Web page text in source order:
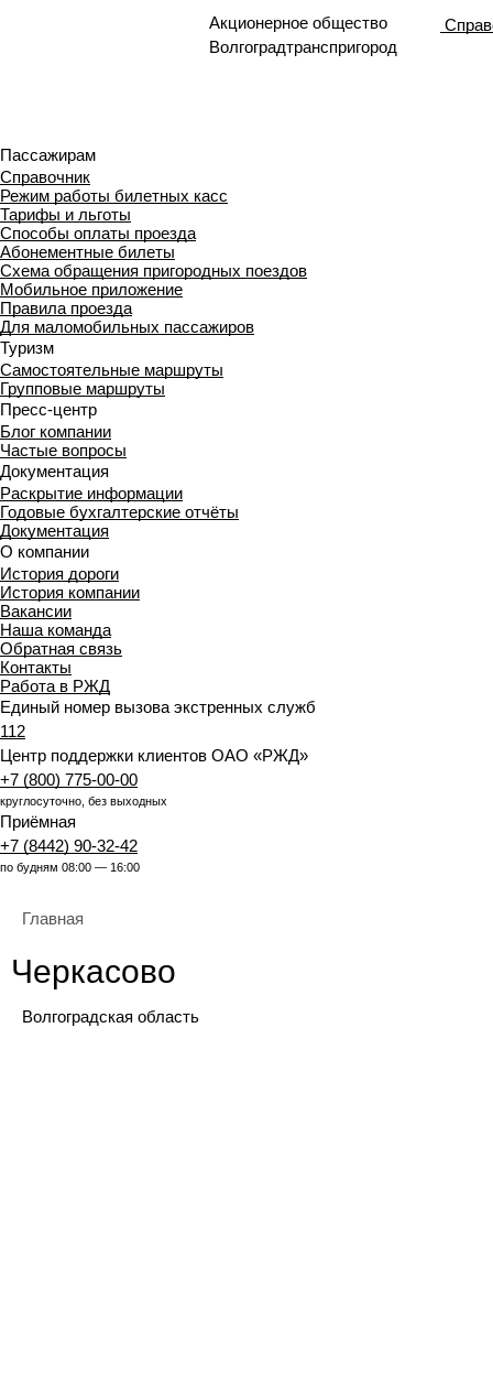
Акционерное общество
Волгоградтранспригород
Пассажирам
Справочник
Режим работы билетных касс
Тарифы и льготы
Способы оплаты проезда
Абонементные билеты
Схема обращения пригородных поездов
Мобильное приложение
Правила проезда
Для маломобильных пассажиров
Туризм
Самостоятельные маршруты
Групповые маршруты
Пресс-центр
Блог компании
Частые вопросы
Документация
Раскрытие информации
Годовые бухгалтерские отчёты
Документация
О компании
История дороги
История компании
Вакансии
Наша команда
Обратная связь
Контакты
Работа в РЖД
Единый номер вызова экстренных служб
112
Центр поддержки клиентов ОАО «РЖД»
+7 (800) 775-00-00
круглосуточно, без выходных
Приёмная
+7 (8442) 90-32-42
по будням 08:00 — 16:00
Главная
Черкасово
Волгоградская область